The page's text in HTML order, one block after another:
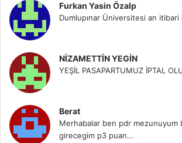
Furkan Yasin Özalp
Dumlupınar Üniversitesi an itibari
NİZAMETTİN YEGİN
YEŞİL PASAPARTUMUZ İPTAL
Berat
Merhabalar ben pdr mezunuyum
girecegim p3 puan...